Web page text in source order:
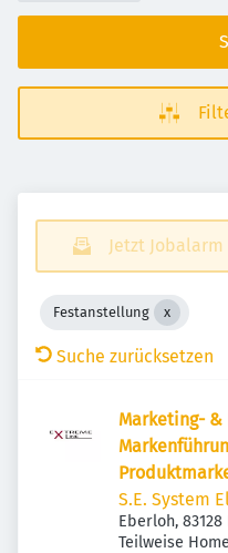
Jetzt
Festanstellung
Suche zurücksetzen
Marketing- &
S.E. System
Eberloh,
Teilweise